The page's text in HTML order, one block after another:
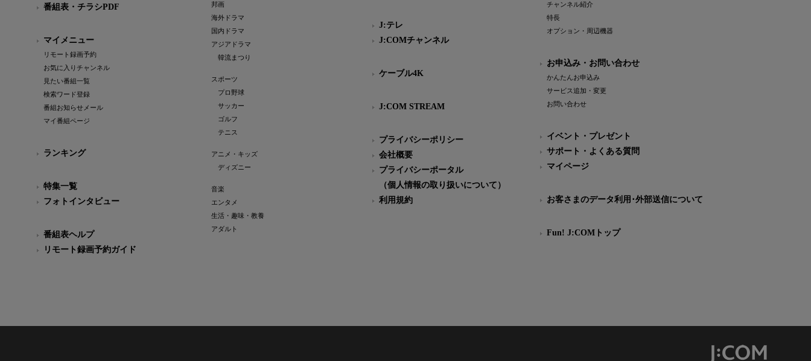
番組表・チラシPDF
マイメニュー
リモート録画予約
お気に入りチャンネル
見たい番組一覧
検索ワード登録
番組お知らせメール
マイ番組ページ
ランキング
特集一覧
フォトインタビュー
番組表ヘルプ
リモート録画予約ガイド
邦画
海外ドラマ
国内ドラマ
アジアドラマ
韓流まつり
スポーツ
プロ野球
サッカー
ゴルフ
テニス
アニメ・キッズ
ディズニー
音楽
エンタメ
生活・趣味・教養
アダルト
J:テレ
J:COMチャンネル
ケーブル4K
J:COM STREAM
プライバシーポリシー
会社概要
プライバシーポータル
（個人情報の取り扱いについて）
利用規約
チャンネル紹介
特長
オプション・周辺機器
お申込み・お問い合わせ
かんたんお申込み
サービス追加・変更
お問い合わせ
イベント・プレゼント
サポート・よくある質問
マイページ
お客さまのデータ利用･外部送信について
Fun! J:COMトップ